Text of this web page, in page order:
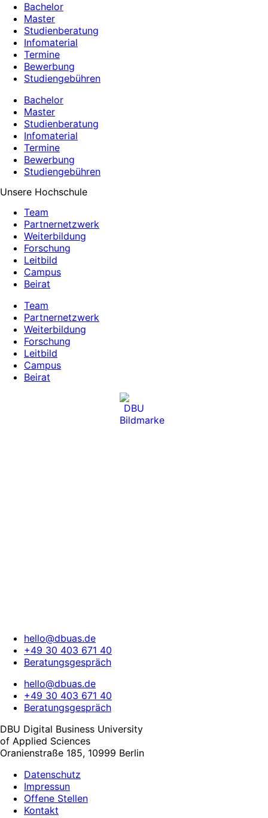
Bachelor
Master
Studienberatung
Infomaterial
Termine
Bewerbung
Studiengebühren
Bachelor
Master
Studienberatung
Infomaterial
Termine
Bewerbung
Studiengebühren
Unsere Hochschule
Team
Partnernetzwerk
Weiterbildung
Forschung
Leitbild
Campus
Beirat
Team
Partnernetzwerk
Weiterbildung
Forschung
Leitbild
Campus
Beirat
hello@dbuas.de
+49 30 403 671 40
Beratungsgespräch
hello@dbuas.de
+49 30 403 671 40
Beratungsgespräch
DBU Digital Business University
of Applied Sciences
Oranienstraße 185, 10999 Berlin
Datenschutz
Impressun
Offene Stellen
Kontakt